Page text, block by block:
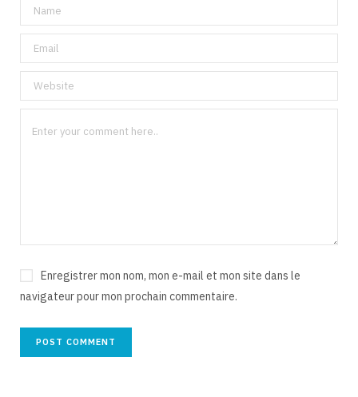
Enregistrer mon nom, mon e-mail et mon site dans le
navigateur pour mon prochain commentaire.